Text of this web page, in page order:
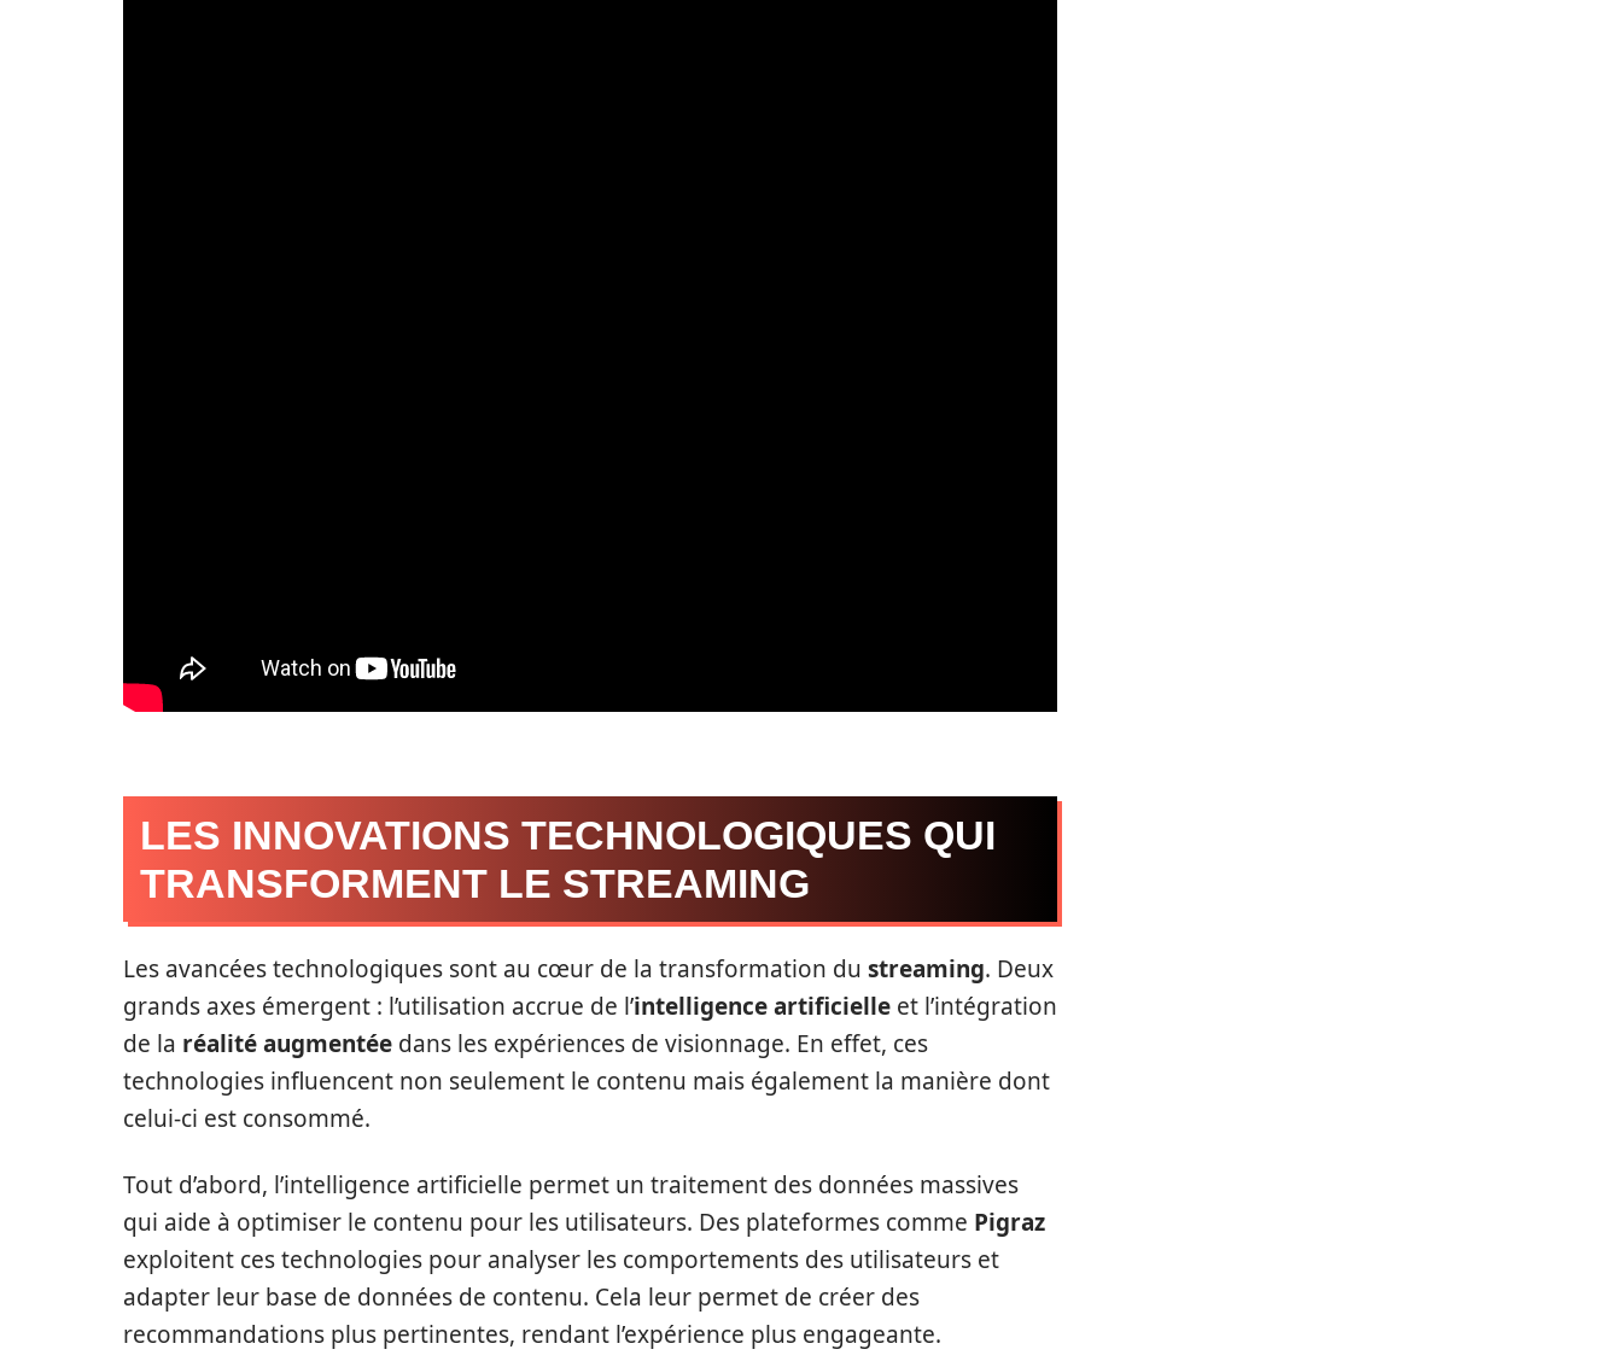
LES INNOVATIONS TECHNOLOGIQUES QUI
TRANSFORMENT LE STREAMING
Les avancées technologiques sont au cœur de la transformation du streaming. Deux
grands axes émergent : l’utilisation accrue de l’intelligence artificielle et l’intégration
de la réalité augmentée dans les expériences de visionnage. En effet, ces
technologies influencent non seulement le contenu mais également la manière dont
celui-ci est consommé.
Tout d’abord, l’intelligence artificielle permet un traitement des données massives
qui aide à optimiser le contenu pour les utilisateurs. Des plateformes comme Pigraz
exploitent ces technologies pour analyser les comportements des utilisateurs et
adapter leur base de données de contenu. Cela leur permet de créer des
recommandations plus pertinentes, rendant l’expérience plus engageante.